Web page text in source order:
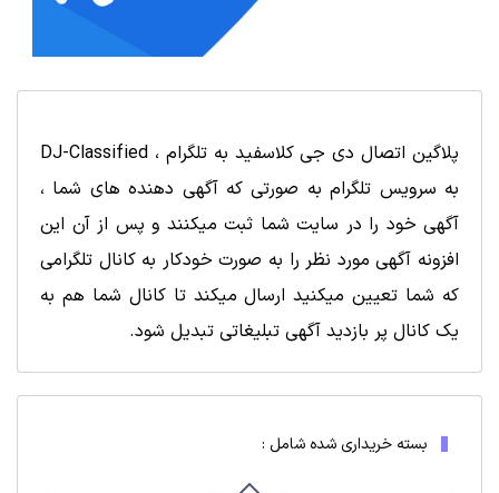
پلاگین اتصال دی جی کلاسفید به تلگرام ، DJ-Classified
به سرویس تلگرام به صورتی که آگهی دهنده های شما ،
آگهی خود را در سایت شما ثبت میکنند و پس از آن این
افزونه آگهی مورد نظر را به صورت خودکار به کانال تلگرامی
که شما تعیین میکنید ارسال میکند تا کانال شما هم به
یک کانال پر بازدید آگهی تبلیغاتی تبدیل شود.
بسته خریداری شده شامل :